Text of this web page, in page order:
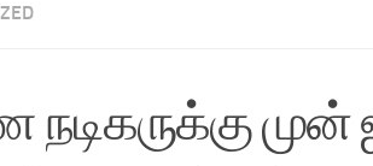
நடிகருக்கு